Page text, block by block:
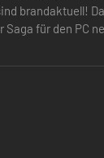
brandaktuell!
Saga für den PC